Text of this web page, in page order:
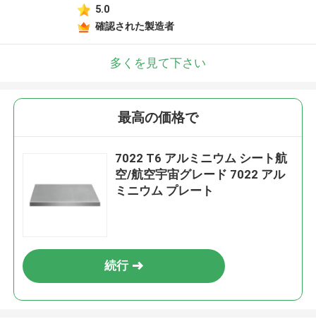
5.0
確認された製造者
多くを見て下さい
最高の価格で
7022 T6 アルミニウム シート航
空/航空宇宙グレード 7022 アル
ミニウム プレート
続行